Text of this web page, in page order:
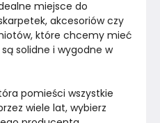
miejsce do
akcesoriów czy
które chcemy mieć
solidne i wygodne w
pomieści wszystkie
wiele lat, wybierz